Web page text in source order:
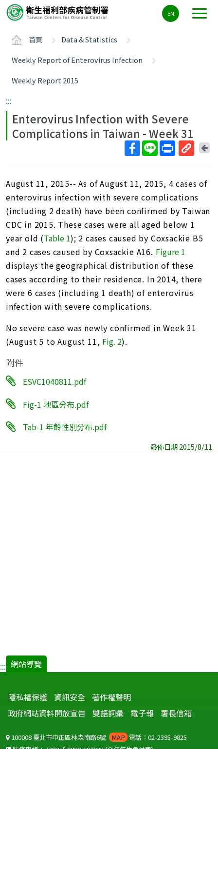
要
ALT+C
EN
首頁
Data & Statistics
Weekly Report of Enterovirus Infection
Weekly Report 2015
:::
Enterovirus Infection with Severe
Complications in Taiwan - Week 31
短
網
址
回
August 11, 2015-- As of August 11, 2015, 4 cases of
enterovirus infection with severe complications
(including 2 death) have been confirmed by Taiwan
CDC in 2015. These cases were all aged below 1
year old (Table 1); 2 cases caused by Coxsackie B5
and 2 cases caused by Coxsackie A16. Figure 1
displays the geographical distribution of these
cases according to their residence. In 2014, there
were 6 cases (including 1 death) of enterovirus
infection with severe complications.
No severe case was newly confirmed in Week 31
(August 5 to August 11, Fig. 2).
附件
ESVC1040811.pdf
Fig-1 地區分布.pdf
Tab-1 年齡性別分布.pdf
發佈日期 2015/8/11
::: 網站導覽
隱私權保護 資訊安全 著作權聲明
政府網站資料開放宣告
雙語詞彙 電子報 署長信箱
100008 臺北市中正區林森南路6號 MAP 電話：02-2395-9825
防疫專線：1922或0800-001922(全年無休免付費)